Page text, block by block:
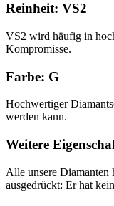
Reinheit: VS2
VS2 wird häufig in
Kompromisse.
Farbe: G
Hochwertiger
werden kann.
Weitere
Alle unsere Diamanten
ausgedrückt: Er hat